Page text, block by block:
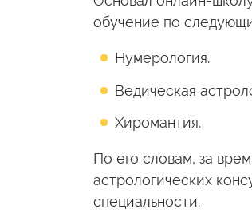
обучение по
Нумерология.
Ведическая
Хиромантия.
По его словам, за
астрологических
специальности.